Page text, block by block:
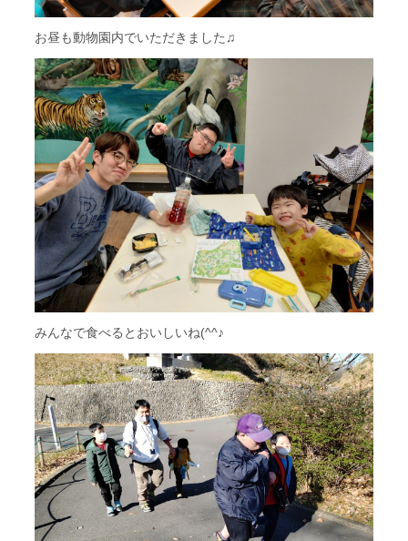
お昼も動物園内でいただきました♫
みんなで食べるとおいしいね(^^♪